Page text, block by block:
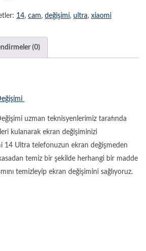
14, cam, değişimi, ultra, xiaomi
(0)
uzman teknisyenlerimiz tarafında
kulanarak ekran değişiminizi
14 Ultra telefonuzun ekran değişmeden
kasadan temiz bir şekilde herhangi bir madde
temizleyip ekran değişimini sağlıyoruz.